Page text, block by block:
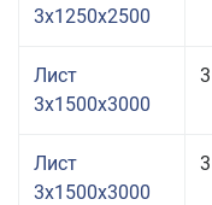
3x1250x2500
Лист
3x1500x3000
3
Лист
3x1500x3000
3